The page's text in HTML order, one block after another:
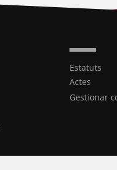
Estatuts
Actes
Gestionar